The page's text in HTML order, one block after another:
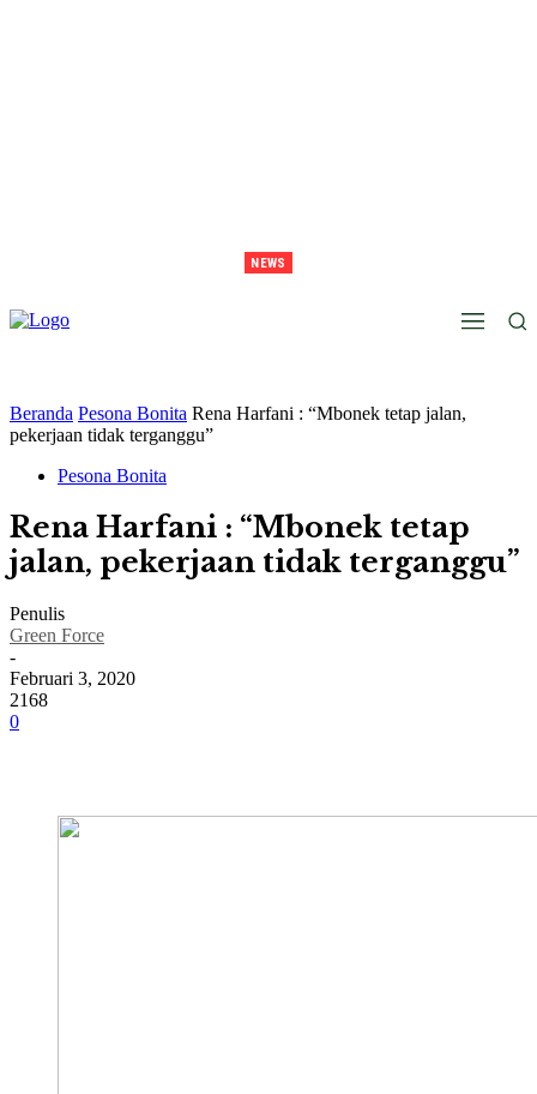
NEWS
Beranda Pesona Bonita Rena Harfani : “Mbonek tetap jalan,
pekerjaan tidak terganggu”
Pesona Bonita
Rena Harfani : “Mbonek tetap
jalan, pekerjaan tidak terganggu”
Penulis
Green Force
-
Februari 3, 2020
2168
0